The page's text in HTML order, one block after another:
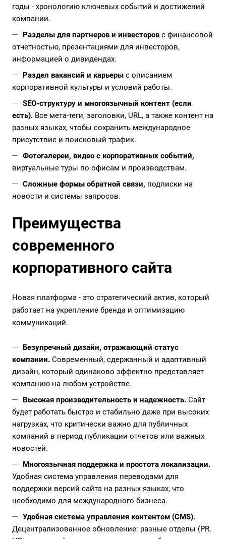
годы - хронологию ключевых событий и достижений
компании.
Разделы для партнеров и инвесторов с финансовой
отчетностью, презентациями для инвесторов,
информацией о дивидендах.
Раздел вакансий и карьеры с описанием
корпоративной культуры и условий работы.
SEO-структуру и многоязычный контент (если
есть). Все мета-теги, заголовки, URL, а также контент на
разных языках, чтобы сохранить международное
присутствие и поисковый трафик.
Фотогалереи, видео с корпоративных событий,
виртуальные туры по офисам и производствам.
Сложные формы обратной связи, подписки на
новости и системы запросов.
Преимущества
современного
корпоративного сайта
Новая платформа - это стратегический актив, который
работает на укрепление бренда и оптимизацию
коммуникаций.
Безупречный дизайн, отражающий статус
компании. Современный, сдержанный и адаптивный
дизайн, который одинаково эффектно представляет
компанию на любом устройстве.
Высокая производительность и надежность. Сайт
будет работать быстро и стабильно даже при высоких
нагрузках, что критически важно для публичных
компаний в период публикации отчетов или важных
новостей.
Многоязычная поддержка и простота локализации.
Удобная система управления переводами для
поддержки версий сайта на разных языках, что
необходимо для международного бизнеса.
Удобная система управления контентом (CMS).
Децентрализованное обновление: разные отделы (PR,